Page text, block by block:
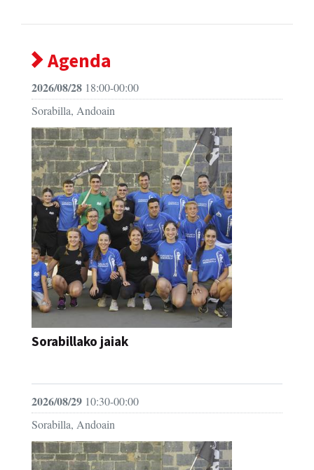
Agenda
2026/08/28 18:00-00:00
Sorabilla, Andoain
Sorabillako jaiak
2026/08/29 10:30-00:00
Sorabilla, Andoain